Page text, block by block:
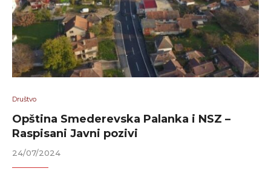
Društvo
Opština Smederevska Palanka i NSZ –
Raspisani Javni pozivi
24/07/2024